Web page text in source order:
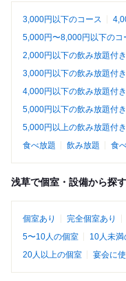
3,000円以下のコース
5,000円〜8,000円以下のコ
2,000円以下の飲み放題付
3,000円以下の飲み放題付
4,000円以下の飲み放題付
5,000円以下の飲み放題付
5,000円以上の飲み放題付
食べ放題
飲み放題 食
浅草で個室・設備から探す
個室あり 完全個室あり
5〜10人の個室
10人未満
20人以上の個室
宴会に